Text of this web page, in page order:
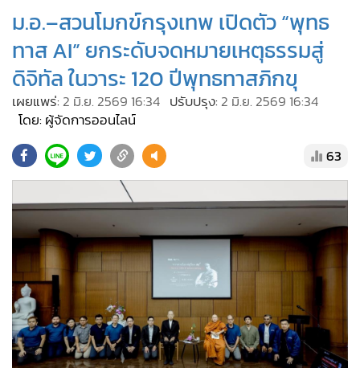
ผู้จัดการรายวัน
• คอลัมนิสต์
• ละคร
• CbizReview
• Cyber BIZ
• Good health & Well-being
• Green Innovation & SD
• Management & HR
• MGR Live
• Infographic
• การเมือง
• ท่องเที่ยว
• กีฬา
• ต่างประเทศ
ม.อ.–สวนโมกข์กรุงเทพ เปิดตัว “พุทธ
ทาส AI” ยกระดับจดหมายเหตุธรรมสู่
ดิจิทัล ในวาระ 120 ปีพุทธทาสภิกขุ
เผยแพร่: 2 มิ.ย. 2569 16:34 ปรับปรุง: 2 มิ.ย. 2569 16:34
โดย: ผู้จัดการออนไลน์
63